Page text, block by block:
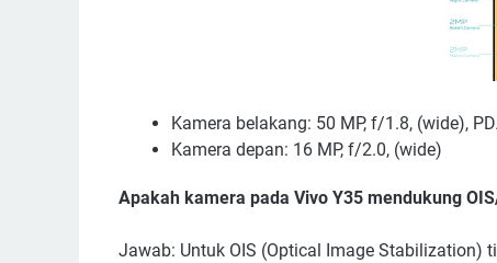
Kamera belakang: 50 MP, f/1.8, (wide),
Kamera depan: 16 MP, f/2.0, (wide)
Apakah kamera pada Vivo Y35 mendukung
Jawab: Untuk OIS (Optical Image Stabilization)